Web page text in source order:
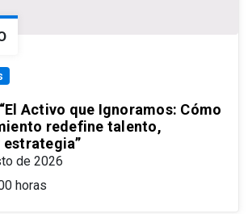
Activo que Ignoramos: Cómo
redefine talento,
estrategia”
de 2026
horas